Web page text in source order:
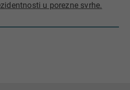
u porezne svrhe.